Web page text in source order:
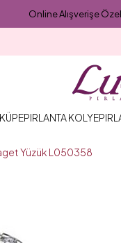
Online Alışverişe Özel
PIRLANTA KOLYE
Yüzük L050358